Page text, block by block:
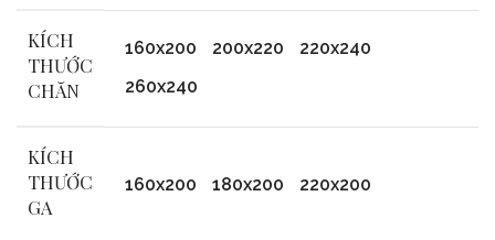
KÍCH
THƯỚC
CHĂN
160x200 200x220
220x240
260x240
KÍCH
THƯỚC
GA
160x200 180x200 220x200